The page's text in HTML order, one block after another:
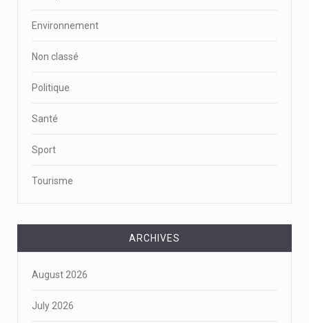
Environnement
Non classé
Politique
Santé
Sport
Tourisme
ARCHIVES
August 2026
July 2026